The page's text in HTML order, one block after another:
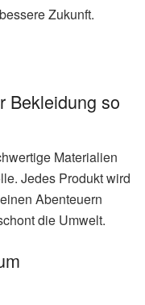
Zukunft.
Bekleidung so
Materialien
Jedes Produkt wird
Abenteuern
die Umwelt.